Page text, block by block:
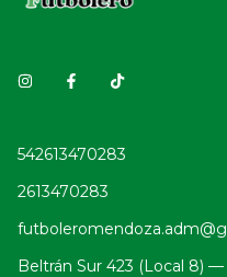
542613470283
2613470283
Beltrán Sur 423 (Local 8)